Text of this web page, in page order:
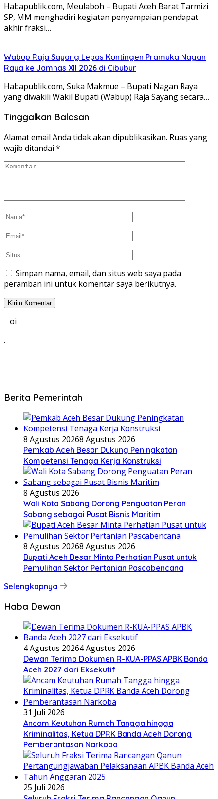
Habapublik.com, Meulaboh – Bupati Aceh Barat Tarmizi
SP, MM menghadiri kegiatan penyampaian pendapat
akhir fraksi…
Wabup Raja Sayang Lepas Kontingen Pramuka Nagan
Raya ke Jamnas XII 2026 di Cibubur
Habapublik.com, Suka Makmue – Bupati Nagan Raya
yang diwakili Wakil Bupati (Wabup) Raja Sayang secara…
Tinggalkan Balasan
Alamat email Anda tidak akan dipublikasikan. Ruas yang
wajib ditandai *
Simpan nama, email, dan situs web saya pada
peramban ini untuk komentar saya berikutnya.
oi
.
Berita Pemerintah
8 Agustus 20268 Agustus 2026
Pemkab Aceh Besar Dukung Peningkatan
Kompetensi Tenaga Kerja Konstruksi
8 Agustus 2026
Wali Kota Sabang Dorong Penguatan Peran
Sabang sebagai Pusat Bisnis Maritim
8 Agustus 20268 Agustus 2026
Bupati Aceh Besar Minta Perhatian Pusat untuk
Pemulihan Sektor Pertanian Pascabencana
Selengkapnya
Haba Dewan
4 Agustus 20264 Agustus 2026
Dewan Terima Dokumen R-KUA-PPAS APBK Banda
Aceh 2027 dari Eksekutif
31 Juli 2026
Ancam Keutuhan Rumah Tangga hingga
Kriminalitas, Ketua DPRK Banda Aceh Dorong
Pemberantasan Narkoba
25 Juli 2026